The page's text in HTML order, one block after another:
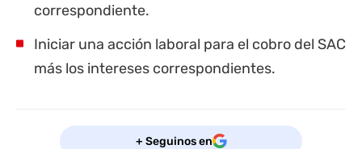
correspondiente.
Iniciar una acción laboral para el cobro del SAC
más los intereses correspondientes.
+ Seguinos en